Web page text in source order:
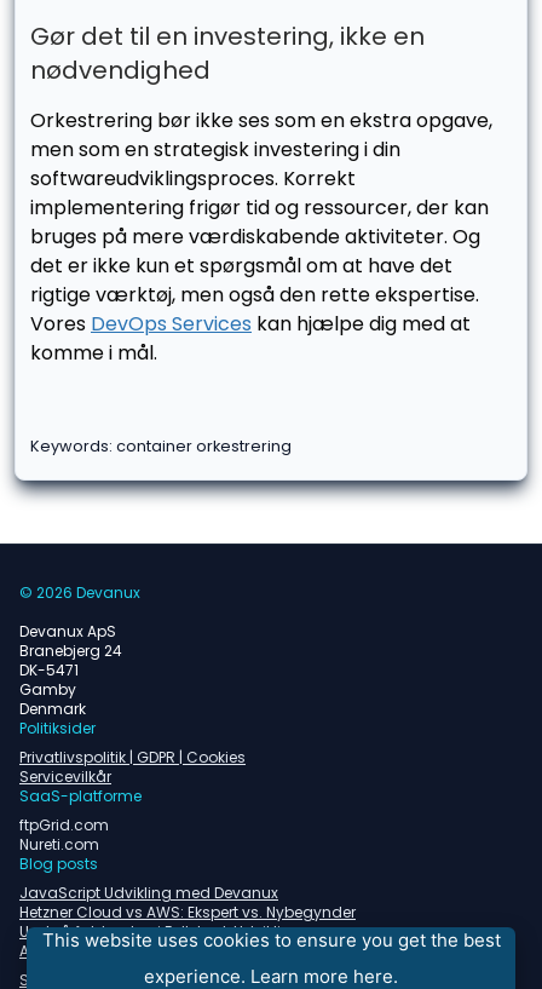
This website uses cookies to ensure you get the best
experience. Learn more here.
Gør det til en investering, ikke en
nødvendighed
Orkestrering bør ikke ses som en ekstra opgave,
men som en strategisk investering i din
softwareudviklingsproces. Korrekt
implementering frigør tid og ressourcer, der kan
bruges på mere værdiskabende aktiviteter. Og
det er ikke kun et spørgsmål om at have det
rigtige værktøj, men også den rette ekspertise.
Vores DevOps Services kan hjælpe dig med at
komme i mål.
Keywords: container orkestrering
© 2026 Devanux
Devanux ApS
Branebjerg 24
DK-5471
Gamby
Denmark
Politiksider
Privatlivspolitik | GDPR | Cookies
Servicevilkår
SaaS-platforme
ftpGrid.com
Nureti.com
Blog posts
JavaScript Udvikling med Devanux
Hetzner Cloud vs AWS: Ekspert vs. Nybegynder
Undgå faldgruber i Fullstack Udvikling
Almindelige problemer med containerorkestrering
Se alle blogindlæg